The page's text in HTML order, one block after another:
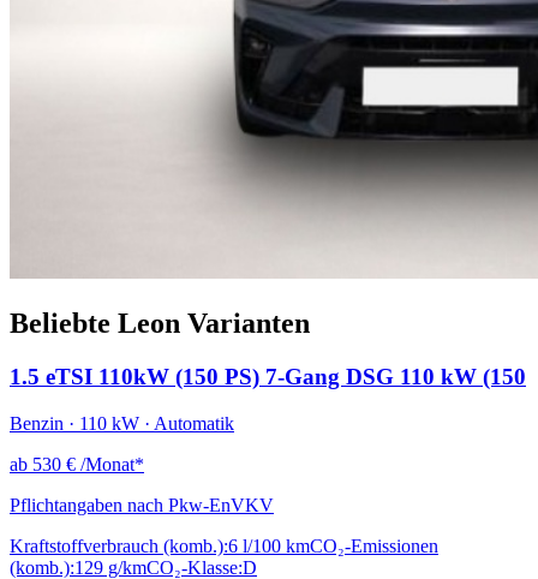
Beliebte Leon Varianten
1.5 eTSI 110kW (150 PS) 7-Gang DSG 110 kW (150
Benzin · 110 kW · Automatik
ab 530 € /Monat*
Pflichtangaben nach Pkw-EnVKV
Kraftstoffverbrauch (komb.):6 l/100 kmCO₂-Emissionen
(komb.):129 g/kmCO₂-Klasse:D